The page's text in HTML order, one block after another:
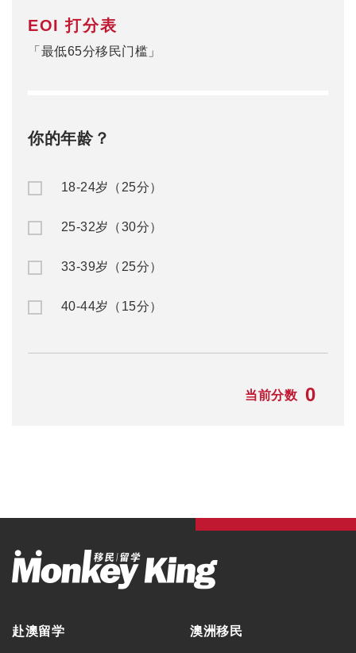
EOI 打分表
「最低65分移民门槛」
你的年龄？
18-24岁（25分）
25-32岁（30分）
33-39岁（25分）
40-44岁（15分）
当前分数 0
赴澳留学 澳洲移民